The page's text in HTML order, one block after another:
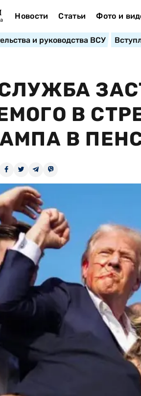
Новости Статьи Фото и
и руководства ВСУ
В
В